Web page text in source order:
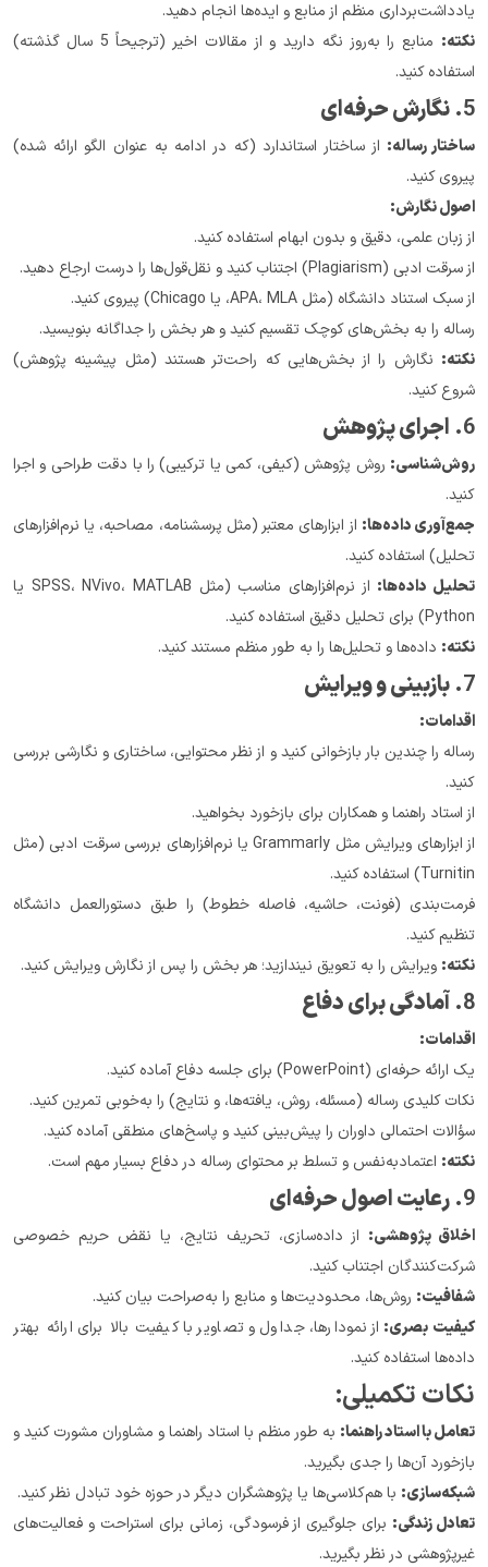
یادداشت‌برداری منظم از منابع و ایده‌ها انجام دهید.
نکته:
استفاده کنید.
5. نگارش حرفه‌ای
ساختار رساله:
پیروی کنید.
اصول نگارش:
از زبان علمی، دقیق و بدون ابهام استفاده کنید.
از سرقت ادبی (Plagiarism) اجتناب کنید و نقل‌قول‌ها را درست ارجاع دهید.
از سبک استناد دانشگاه (مثل APA، MLA، یا Chicago) پیروی کنید.
رساله را به بخش‌های کوچک تقسیم کنید و هر بخش را جداگانه بنویسید.
نکته:
شروع کنید.
6. اجرای پژوهش
روش‌شناسی:
کنید.
جمع‌آوری داده‌ها:
تحلیل) استفاده کنید.
تحلیل داده‌ها:
Python) برای تحلیل دقیق استفاده کنید.
نکته: داده‌ها و تحلیل‌ها را به طور منظم مستند کنید.
7. بازبینی و ویرایش
اقدامات:
کنید.
از استاد راهنما و همکاران برای بازخورد بخواهید.
Turnitin) استفاده کنید.
تنظیم کنید.
نکته: ویرایش را به تعویق نیندازید؛ هر بخش را پس از نگارش ویرایش کنید.
8. آمادگی برای دفاع
اقدامات:
یک ارائه حرفه‌ای (PowerPoint) برای جلسه دفاع آماده کنید.
نکات کلیدی رساله (مسئله، روش، یافته‌ها، و نتایج) را به‌خوبی تمرین کنید.
سؤالات احتمالی داوران را پیش‌بینی کنید و پاسخ‌های منطقی آماده کنید.
نکته: اعتمادبه‌نفس و تسلط بر محتوای رساله در دفاع بسیار مهم است.
9. رعایت اصول حرفه‌ای
اخلاق پژوهشی:
شرکت‌کنندگان اجتناب کنید.
شفافیت: روش‌ها، محدودیت‌ها و منابع را به‌صراحت بیان کنید.
کیفیت بصری:
داده‌ها استفاده کنید.
نکات تکمیلی:
تعامل با استاد راهنما:
بازخورد آن‌ها را جدی بگیرید.
شبکه‌سازی:
با هم‌کلاسی‌ها یا پژوهشگران دیگر در حوزه خود تبادل نظر کنید.
تعادل زندگی:
غیرپژوهشی در نظر بگیرید.